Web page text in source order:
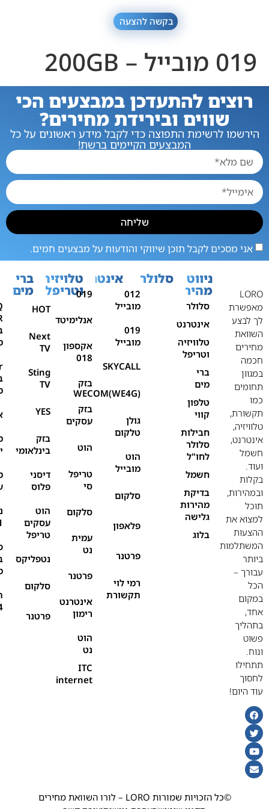
בקשה להצעה
019 מובייל – 200GB
רוצים להתעדכן במבצעים הכי
שווים ובירידת מחירים?
הירשמו לרשימת התפוצה כדי לקבל מידע ראשונים על כל
המבצעים הקיימים ברשת!
אני מסכים לקבל תוכן שיווקי והודעות על מבצעים חמים.
שליחה
LORO
מאפשרת
לך לבצע
השוואת
מחירים
חכמה
במגוון
תחומים
כמו
תקשורת,
טלוויזיה,
אינטרנט,
חשמל
ועוד.
בקלות
ובמהירות,
תוכל
למצוא את
ההצעות
המשתלמות
ביותר
עבורך –
הכל
במקום
אחד,
בתהליך
פשוט
ונוח.
תתחילו
לחסוך
עוד היום!
ניווט
מהיר
סלולר
אינטרנט
טלוויזיה
וטריפל
ברי
מים
טלפון
קווי
חבילות
סלולר
לחו"ל
חשמל
בדיקת
מהירות
גלישה
בלוג
סלולר
012
מובייל
019
מובייל
SKYCALL
WECOM(WE4G)
גולן
טלקום
הוט
מובייל
סלקום
פלאפון
פרטנר
רמי לוי
תקשורת
אינטרנט
019
אנלימיטד
אקספון
018
בזק
בזק
עסקים
הוט
טריפל
סי
סלקום
עמית
נט
פרטנר
אינטרנט
רימון
הוט
נט
ITC
internet
טלויזיה
וטריפל
HOT
Next
TV
Sting
TV
YES
בזק
בינלאומי
דיסני
פלוס
הוט
עסקים
טריפל
נטפליקס
סלקום
פרטנר
ברי
מים
©כל הזכויות שמורות LORO – לורו השוואת מחירים